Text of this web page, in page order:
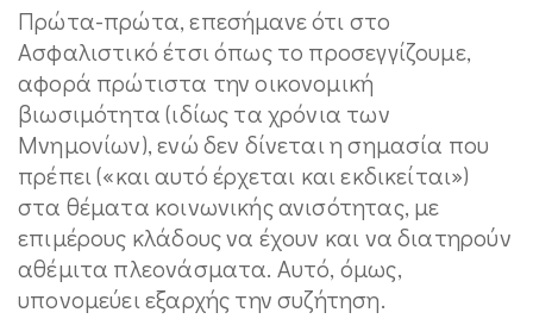
Πρώτα-πρώτα, επεσήμανε ότι στο
Ασφαλιστικό έτσι όπως το προσεγγίζουμε,
αφορά πρώτιστα την οικονομική
βιωσιμότητα (ιδίως τα χρόνια των
Μνημονίων), ενώ δεν δίνεται η σημασία που
πρέπει («και αυτό έρχεται και εκδικείται»)
στα θέματα κοινωνικής ανισότητας, με
επιμέρους κλάδους να έχουν και να διατηρούν
αθέμιτα πλεονάσματα. Αυτό, όμως,
υπονομεύει εξαρχής την συζήτηση.